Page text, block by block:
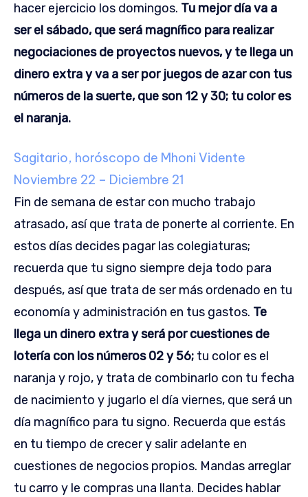
hacer ejercicio los domingos. Tu mejor día va a
ser el sábado, que será magnífico para realizar
negociaciones de proyectos nuevos, y te llega un
dinero extra y va a ser por juegos de azar con tus
números de la suerte, que son 12 y 30; tu color es
el naranja.
Sagitario, horóscopo de Mhoni Vidente
Noviembre 22 – Diciembre 21
Fin de semana de estar con mucho trabajo
atrasado, así que trata de ponerte al corriente. En
estos días decides pagar las colegiaturas;
recuerda que tu signo siempre deja todo para
después, así que trata de ser más ordenado en tu
economía y administración en tus gastos. Te
llega un dinero extra y será por cuestiones de
lotería con los números 02 y 56; tu color es el
naranja y rojo, y trata de combinarlo con tu fecha
de nacimiento y jugarlo el día viernes, que será un
día magnífico para tu signo. Recuerda que estás
en tu tiempo de crecer y salir adelante en
cuestiones de negocios propios. Mandas arreglar
tu carro y le compras una llanta. Decides hablar